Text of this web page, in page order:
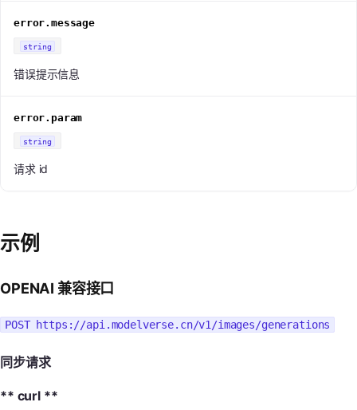
error.message
string
错误提示信息
error.param
string
请求 id
示例
OPENAI 兼容接口
POST https://api.modelverse.cn/v1/images/generations
同步请求
** curl **